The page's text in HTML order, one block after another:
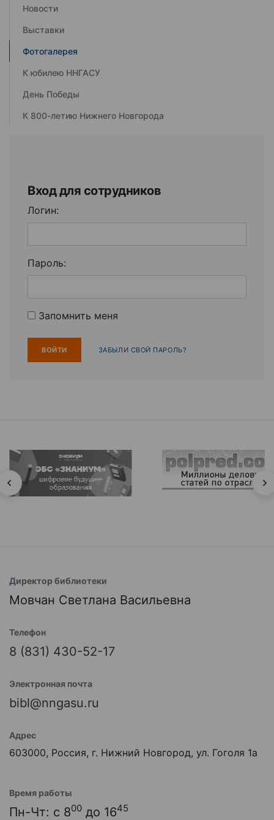
Новости
Выставки
Фотогалерея
К юбилею ННГАСУ
День Победы
К 800-летию Нижнего Новгорода
Вход для сотрудников
Логин:
Пароль:
Запомнить меня
ЗАБЫЛИ СВОЙ ПАРОЛЬ?
Директор библиотеки
Мовчан Светлана Васильевна
Телефон
8 (831) 430-52-17
Электронная почта
bibl@nngasu.ru
Адрес
603000, Россия, г. Нижний Новгород, ул. Гоголя 1а
Время работы
Пн-Чт: с 800 до 1645